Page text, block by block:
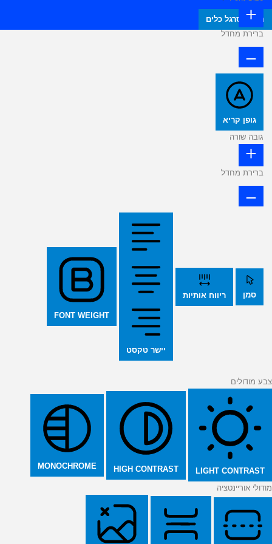
הסתר סרגל כלים
ברירת מחדל
גופן קריא
גובה שורה
ברירת מחדל
סמן ריווח אותיות
יישר טקסט
FONT WEIGHT
צבע מודולים
LIGHT CONTRAST
HIGH CONTRAST
MONOCHROME
מודולי אוריינטציה